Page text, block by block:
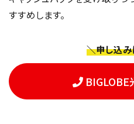
すすめします。
＼申し込
BIGLOBE